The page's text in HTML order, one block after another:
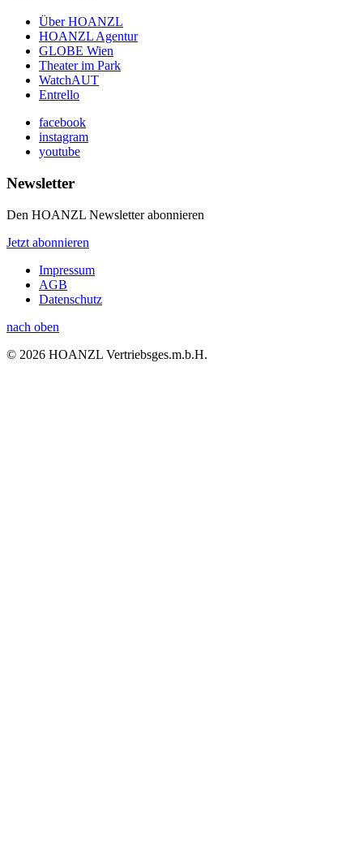
Über HOANZL
HOANZL Agentur
GLOBE Wien
Theater im Park
WatchAUT
Entrello
facebook
instagram
youtube
Newsletter
Den HOANZL Newsletter abonnieren
Jetzt abonnieren
Impressum
AGB
Datenschutz
nach oben
© 2026 HOANZL Vertriebsges.m.b.H.